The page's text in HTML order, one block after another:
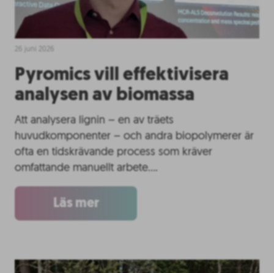
Pyromics vill effektivisera
analysen av biomassa
Att analysera lignin – en av träets
huvudkomponenter – och andra biopolymerer är
ofta en tidskrävande process som kräver
omfattande manuellt arbete….
Läs mer